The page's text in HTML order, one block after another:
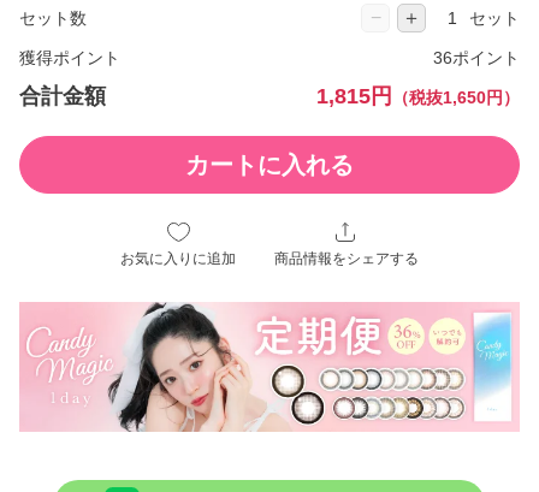
セット数 − ＋ セット
獲得ポイント 36ポイント
合計金額 1,815円 （税抜1,650円）
カートに入れる
お気に入りに追加 商品情報をシェアする